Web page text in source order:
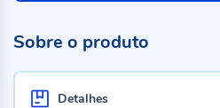
Sobre o produto
Detalhes